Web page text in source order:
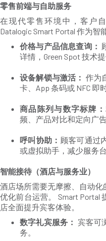
零售前端与自助服务
在现代零售环境中，客户
Datalogic Smart Portal 作为智
价格与产品信息查询：
详情，Green Spot 技术
设备解锁与激活： 作为
卡、App 条码或 NFC 即
商品陈列与数字标牌：
频、产品对比和定向广
呼叫协助： 顾客可通过
或虚拟助手，减少服务台
智能接待（酒店与服务业）
酒店场所需要无摩擦、自动
优化前台运营。 Smart Portal
店全面提升宾客体验。
数字礼宾服务： 宾客可
务。